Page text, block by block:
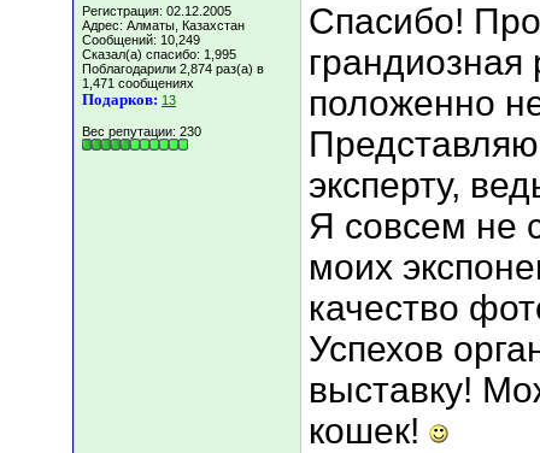
Регистрация: 02.12.2005
Адрес: Алматы, Казахстан
Сообщений: 10,249
Сказал(а) спасибо: 1,995
Поблагодарили 2,874 раз(а) в
1,471 сообщениях
Подарков: 13
Вес репутации: 230
Спасибо!
положенно
эксперту,
Я совсем не
моих
качество
Успехов
выставку!
кошек!